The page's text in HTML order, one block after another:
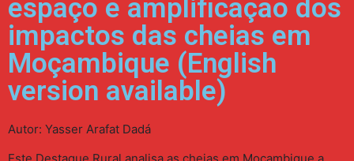
espaço e amplificação dos
impactos das cheias em
Moçambique (English
version available)
Autor: Yasser Arafat Dadá